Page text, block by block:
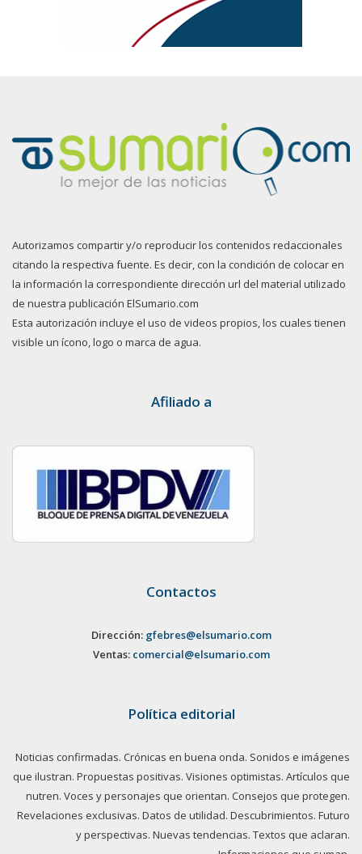
Autorizamos compartir y/o reproducir los contenidos redaccionales
citando la respectiva fuente. Es decir, con la condición de colocar en
la información la correspondiente dirección url del material utilizado
de nuestra publicación ElSumario.com
Esta autorización incluye el uso de videos propios, los cuales tienen
visible un ícono, logo o marca de agua.
Afiliado a
Contactos
Dirección: gfebres@elsumario.com
Ventas: comercial@elsumario.com
Política editorial
Noticias confirmadas. Crónicas en buena onda. Sonidos e imágenes
que ilustran. Propuestas positivas. Visiones optimistas. Artículos que
nutren. Voces y personajes que orientan. Consejos que protegen.
Revelaciones exclusivas. Datos de utilidad. Descubrimientos. Futuro
y perspectivas. Nuevas tendencias. Textos que aclaran.